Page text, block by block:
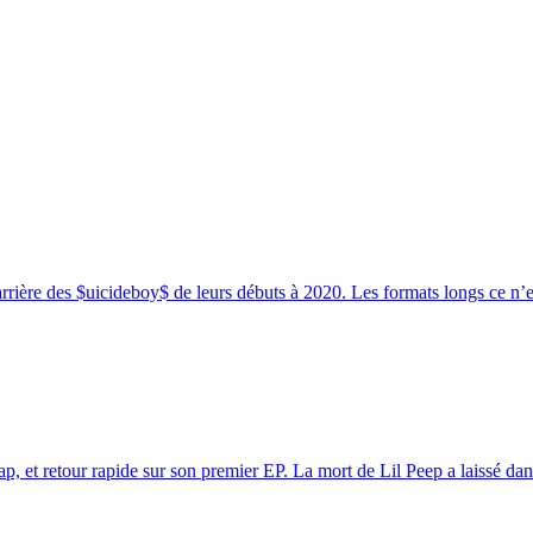
des $uicideboy$ de leurs débuts à 2020. Les formats longs ce
et retour rapide sur son premier EP. La mort de Lil Peep a laissé